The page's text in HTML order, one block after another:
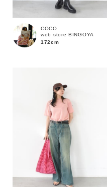
在庫
在庫あり
COCO
web store BINGOYA
172cm